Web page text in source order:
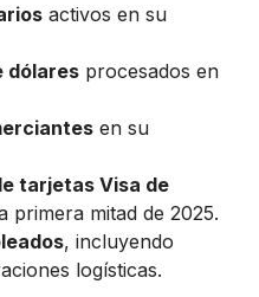
activos en su
dólares procesados en
en su
tarjetas Visa de
primera mitad de 2025.
, incluyendo
logísticas.